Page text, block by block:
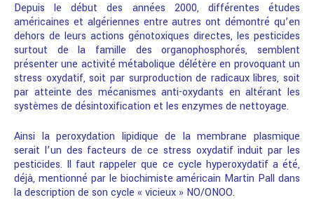
Depuis le début des années 2000, différentes études
américaines et algériennes entre autres ont démontré qu’en
dehors de leurs actions génotoxiques directes, les pesticides
surtout de la famille des organophosphorés, semblent
présenter une activité métabolique délétère en provoquant un
stress oxydatif, soit par surproduction de radicaux libres, soit
par atteinte des mécanismes anti-oxydants en altérant les
systèmes de désintoxification et les enzymes de nettoyage.
Ainsi la peroxydation lipidique de la membrane plasmique
serait l’un des facteurs de ce stress oxydatif induit par les
pesticides. Il faut rappeler que ce cycle hyperoxydatif a été,
déjà, mentionné par le biochimiste américain Martin Pall dans
la description de son cycle « vicieux » NO/ONOO.